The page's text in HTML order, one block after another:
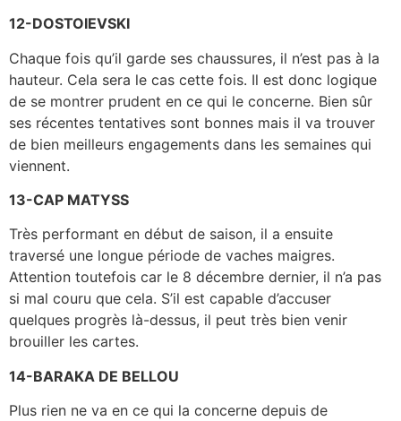
12-DOSTOIEVSKI
Chaque fois qu’il garde ses chaussures, il n’est pas à la
hauteur. Cela sera le cas cette fois. Il est donc logique
de se montrer prudent en ce qui le concerne. Bien sûr
ses récentes tentatives sont bonnes mais il va trouver
de bien meilleurs engagements dans les semaines qui
viennent.
13-CAP MATYSS
Très performant en début de saison, il a ensuite
traversé une longue période de vaches maigres.
Attention toutefois car le 8 décembre dernier, il n’a pas
si mal couru que cela. S’il est capable d’accuser
quelques progrès là-dessus, il peut très bien venir
brouiller les cartes.
14-BARAKA DE BELLOU
Plus rien ne va en ce qui la concerne depuis de